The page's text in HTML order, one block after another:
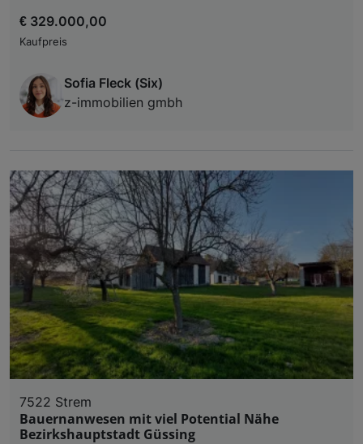
€ 329.000,00
Kaufpreis
Sofia Fleck (Six)
z-immobilien gmbh
7522 Strem
Bauernanwesen mit viel Potential Nähe
Bezirkshauptstadt Güssing